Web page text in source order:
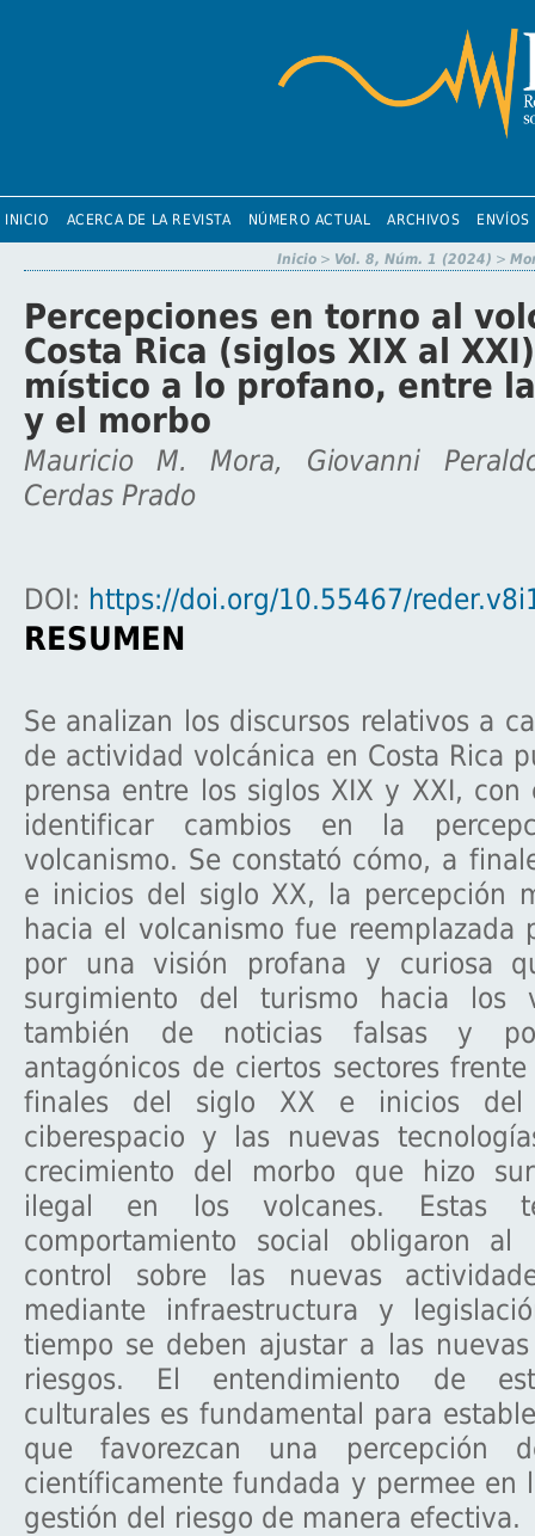
INICIO ACERCA DE LA REVISTA NÚMERO ACTUAL ARCHIVOS ENVÍOS
Inicio > Vol. 8, Núm. 1 (2024) >
Percepciones en torno al
Costa Rica (siglos XIX al
místico a lo profano, entre
y el morbo
Mauricio M. Mora, Giovanni
Cerdas Prado
DOI: https://doi.org/10.55467/
RESUMEN
Se analizan los discursos relativos a
de actividad volcánica en Costa Rica
prensa entre los siglos XIX y XXI,
identificar cambios en la
volcanismo. Se constató cómo, a
e inicios del siglo XX, la percepción
hacia el volcanismo fue reemplazada
por una visión profana y curiosa
surgimiento del turismo hacia los
también de noticias falsas y
antagónicos de ciertos sectores
finales del siglo XX e inicios
ciberespacio y las nuevas
crecimiento del morbo que hizo
ilegal en los volcanes. Estas
comportamiento social obligaron al
control sobre las nuevas
mediante infraestructura y
tiempo se deben ajustar a las
riesgos. El entendimiento de
culturales es fundamental para
que favorezcan una percepción
científicamente fundada y permee en
gestión del riesgo de manera efectiva.